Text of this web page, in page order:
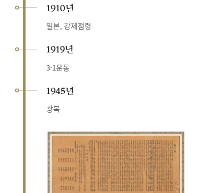
1910년
일본, 강제점령
1919년
3·1운동
1945년
광복